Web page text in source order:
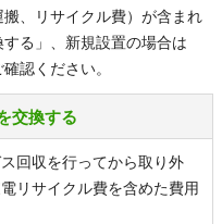
、リサイクル費）が含まれ
る」、新規設置の場合は
認ください。
交換する
回収を行ってから取り外
リサイクル費を含めた費用